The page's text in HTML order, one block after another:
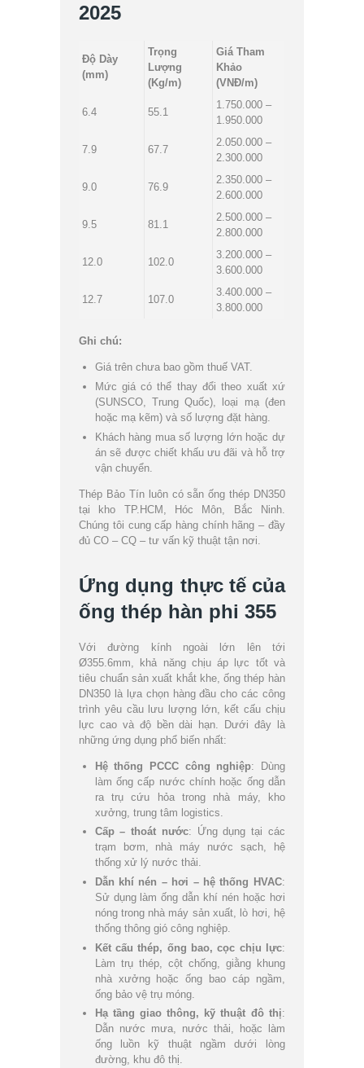
2025
Độ Dày
(mm)
Trọng
Lượng
(Kg/m)
Giá Tham
Khảo
(VNĐ/m)
6.4 55.1
1.750.000 –
1.950.000
7.9 67.7
2.050.000 –
2.300.000
9.0 76.9
2.350.000 –
2.600.000
9.5 81.1
2.500.000 –
2.800.000
12.0 102.0
3.200.000 –
3.600.000
12.7 107.0
3.400.000 –
3.800.000
Ghi chú:
Giá trên chưa bao gồm thuế VAT.
Mức giá có thể thay đổi theo xuất xứ
(SUNSCO, Trung Quốc), loại mạ (đen
hoặc mạ kẽm) và số lượng đặt hàng.
Khách hàng mua số lượng lớn hoặc dự
án sẽ được chiết khấu ưu đãi và hỗ trợ
vận chuyển.
Thép Bảo Tín luôn có sẵn ống thép DN350
tại kho TP.HCM, Hóc Môn, Bắc Ninh.
Chúng tôi cung cấp hàng chính hãng – đầy
đủ CO – CQ – tư vấn kỹ thuật tận nơi.
Ứng dụng thực tế của
ống thép hàn phi 355
Với đường kính ngoài lớn lên tới
Ø355.6mm, khả năng chịu áp lực tốt và
tiêu chuẩn sản xuất khắt khe, ống thép hàn
DN350 là lựa chọn hàng đầu cho các công
trình yêu cầu lưu lượng lớn, kết cấu chịu
lực cao và độ bền dài hạn. Dưới đây là
những ứng dụng phổ biến nhất:
Hệ thống PCCC công nghiệp: Dùng
làm ống cấp nước chính hoặc ống dẫn
ra trụ cứu hỏa trong nhà máy, kho
xưởng, trung tâm logistics.
Cấp – thoát nước: Ứng dụng tại các
trạm bơm, nhà máy nước sạch, hệ
thống xử lý nước thải.
Dẫn khí nén – hơi – hệ thống HVAC:
Sử dụng làm ống dẫn khí nén hoặc hơi
nóng trong nhà máy sản xuất, lò hơi, hệ
thống thông gió công nghiệp.
Kết cấu thép, ống bao, cọc chịu lực:
Làm trụ thép, cột chống, giằng khung
nhà xưởng hoặc ống bao cáp ngầm,
ống bảo vệ trụ móng.
Hạ tầng giao thông, kỹ thuật đô thị:
Dẫn nước mưa, nước thải, hoặc làm
ống luồn kỹ thuật ngầm dưới lòng
đường, khu đô thị.